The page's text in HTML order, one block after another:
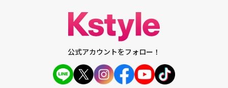
公式アカウントをフォロー！